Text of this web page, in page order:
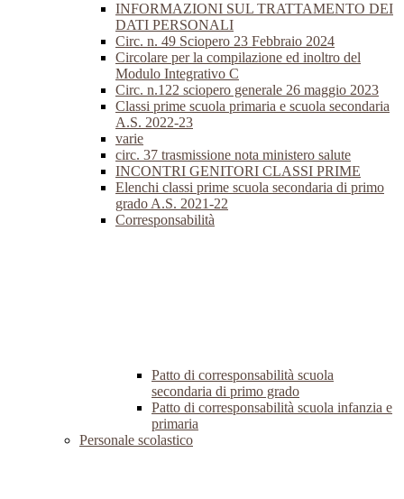
INFORMAZIONI SUL TRATTAMENTO DEI
DATI PERSONALI
Circ. n. 49 Sciopero 23 Febbraio 2024
Circolare per la compilazione ed inoltro del
Modulo Integrativo C
Circ. n.122 sciopero generale 26 maggio 2023
Classi prime scuola primaria e scuola secondaria
A.S. 2022-23
varie
circ. 37 trasmissione nota ministero salute
INCONTRI GENITORI CLASSI PRIME
Elenchi classi prime scuola secondaria di primo
grado A.S. 2021-22
Corresponsabilità
Patto di corresponsabilità scuola
secondaria di primo grado
Patto di corresponsabilità scuola infanzia e
primaria
Personale scolastico